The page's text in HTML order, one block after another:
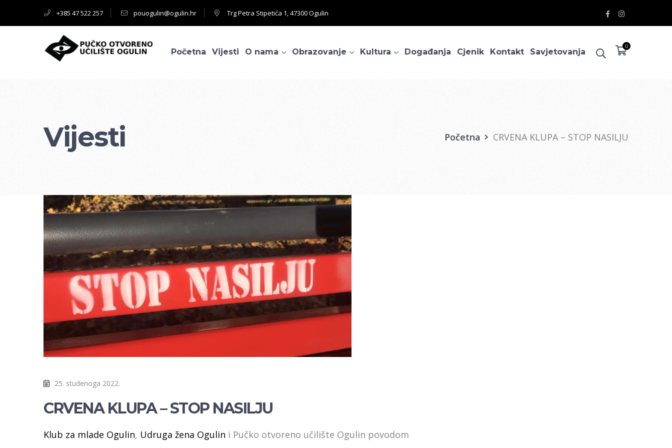
+385 47 522 257 pouogulin@ogulin.hr Trg Petra Stipetića 1, 47300 Ogulin
Facebook
Profile
Instagram
Profile
0
Početna Vijesti O nama Obrazovanje Kultura Događanja Cjenik Kontakt Savjetovanja
Vijesti Početna CRVENA KLUPA – STOP NASILJU
25. studenoga 2022.
CRVENA KLUPA – STOP NASILJU
Klub za mlade Ogulin, Udruga žena Ogulin i Pučko otvoreno učilište Ogulin povodom